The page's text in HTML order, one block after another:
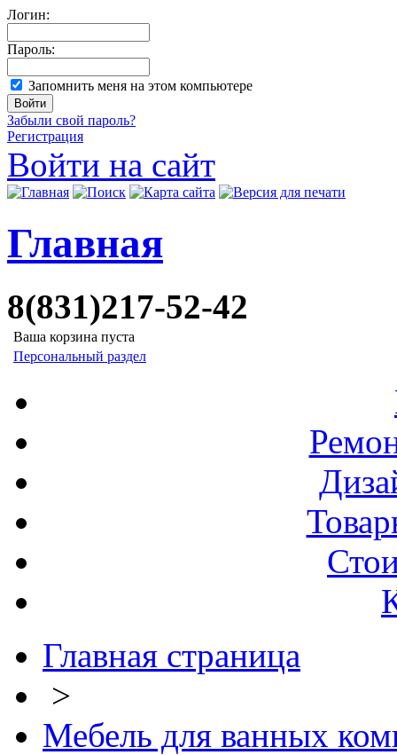
Логин:
Пароль:
Запомнить меня на этом компьютере
Забыли свой пароль?
Регистрация
Войти на сайт
Главная
8(831)217-52-42
Ваша корзина пуста
Персональный раздел
Главная страница
>
Мебель для ванных